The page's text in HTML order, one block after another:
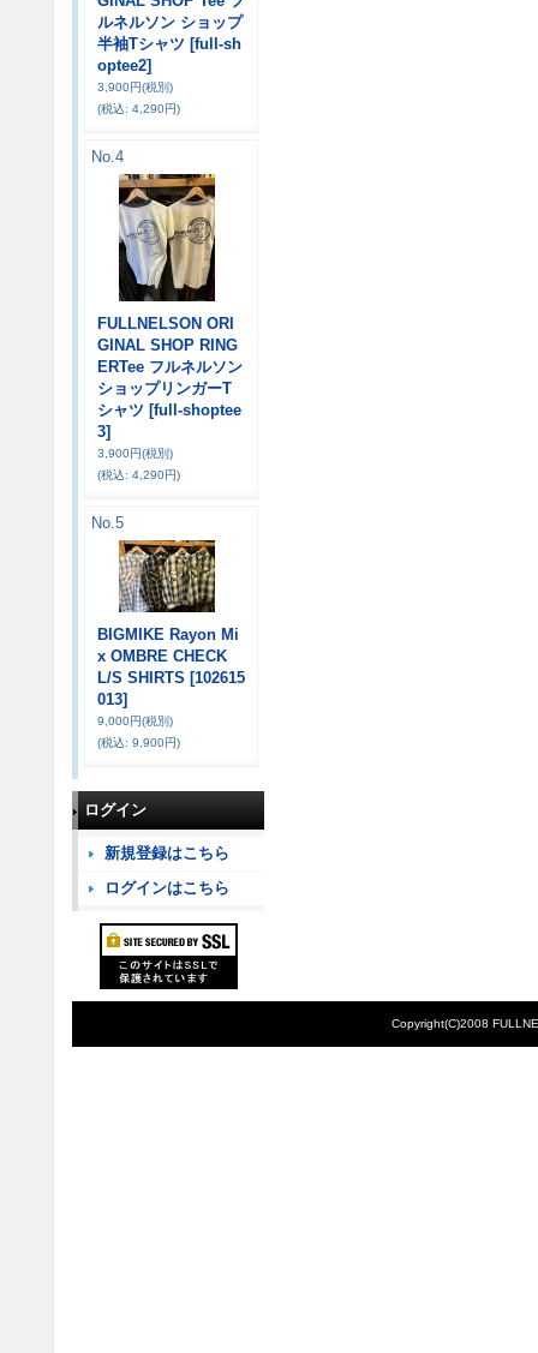
ルネルソン ショップ
半袖Tシャツ [full-sh
optee2]
3,900円(税別)
(税込: 4,290円)
No.4
FULLNELSON ORI
GINAL SHOP RING
ERTee フルネルソン
ショップリンガーT
シャツ [full-shoptee
3]
3,900円(税別)
(税込: 4,290円)
No.5
BIGMIKE Rayon Mi
x OMBRE CHECK
L/S SHIRTS [102615
013]
9,000円(税別)
(税込: 9,900円)
ログイン
新規登録はこちら
ログインはこちら
Copyright(C)2008